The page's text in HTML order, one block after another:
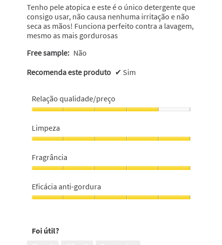
estrelas.
Tenho pele atopica e este é o único detergente que
consigo usar, não causa nenhuma irritação e não
seca as mãos! Funciona perfeito contra a lavagem,
mesmo as mais gordurosas
Free sample: Não
Recomenda este produto ✔ Sim
Relação qualidade/preço
qualidade/preço,
4
5
Limpeza
5
em
Fragrância
5
em
Eficácia anti-gordura
5
Foi útil?